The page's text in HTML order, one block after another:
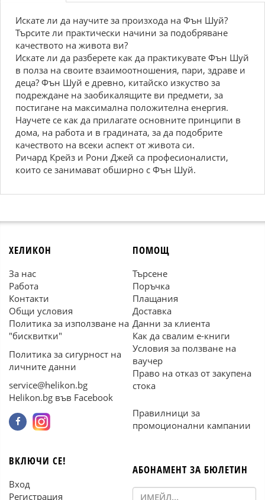
Искате ли да научите за произхода на Фън Шуй?
Търсите ли практически начини за подобряване
качеството на живота ви?
Искате ли да разберете как да практикувате Фън Шуй
в полза на своите взаимоотношения, пари, здраве и
деца? Фън Шуй е древно, китайско изкуство за
подреждане на заобикалящите ви предмети, за
постигане на максимална положителна енергия.
Научете се как да прилагате основните принципи в
дома, на работа и в градината, за да подобрите
качеството на всеки аспект от живота си.
Ричард Крейз и Рони Джей са професионалисти,
които се занимават обширно с Фън Шуй.
ХЕЛИКОН
За нас
Работа
Контакти
Общи условия
Политика за използване на
"бисквитки"
Политика за сигурност на
личните данни
service@helikon.bg
Helikon.bg във Facebook
ПОМОЩ
Търсене
Поръчка
Плащания
Доставка
Данни за клиента
Как да свалим е-книги
Условия за ползване на
ваучер
Право на отказ от закупена
стока
Правилници за
промоционални кампании
ВКЛЮЧИ СЕ!
Вход
Регистрация
АБОНАМЕНТ ЗА БЮЛЕТИН